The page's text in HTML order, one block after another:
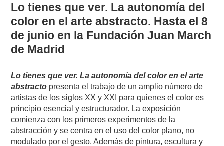
Lo tienes que ver. La autonomía del
color en el arte abstracto. Hasta el 8
de junio en la Fundación Juan March
de Madrid
Lo tienes que ver. La autonomía del color en el arte
abstracto presenta el trabajo de un amplio número de
artistas de los siglos XX y XXI para quienes el color es
principio esencial y estructurador. La exposición
comienza con los primeros experimentos de la
abstracción y se centra en el uso del color plano, no
modulado por el gesto. Además de pintura, escultura y